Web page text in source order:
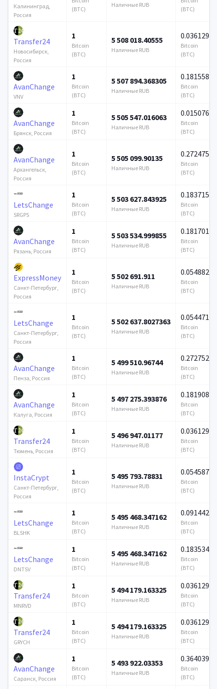
Калининград,
Россия
(BTC)
Наличные RUB
(BTC)
Transfer24
Новосибирск,
Россия
1
Bitcoin
(BTC)
5 508 018.40555
Наличные RUB
0.036129
Bitcoin
(BTC)
AvanChange
VNV
1
Bitcoin
(BTC)
5 507 894.368305
Наличные RUB
0.181558
Bitcoin
(BTC)
AvanChange
Брянск, Россия
1
Bitcoin
(BTC)
5 505 547.016063
Наличные RUB
0.015076
Bitcoin
(BTC)
AvanChange
Архангельск,
Россия
1
Bitcoin
(BTC)
5 505 099.90135
Наличные RUB
0.272475
Bitcoin
(BTC)
LetsChange
SRGPS
1
Bitcoin
(BTC)
5 503 627.843925
Наличные RUB
0.183715
Bitcoin
(BTC)
AvanChange
Рязань, Россия
1
Bitcoin
(BTC)
5 503 534.999855
Наличные RUB
0.181701
Bitcoin
(BTC)
ExpressMoney
Санкт-Петербург,
Россия
1
Bitcoin
(BTC)
5 502 691.911
Наличные RUB
0.054882
Bitcoin
(BTC)
LetsChange
Санкт-Петербург,
Россия
1
Bitcoin
(BTC)
5 502 637.8027363
Наличные RUB
0.054471
Bitcoin
(BTC)
AvanChange
Пенза, Россия
1
Bitcoin
(BTC)
5 499 510.96744
Наличные RUB
0.272752
Bitcoin
(BTC)
AvanChange
Калуга, Россия
1
Bitcoin
(BTC)
5 497 275.393876
Наличные RUB
0.181908
Bitcoin
(BTC)
Transfer24
Тюмень, Россия
1
Bitcoin
(BTC)
5 496 947.01177
Наличные RUB
0.036129
Bitcoin
(BTC)
InstaCrypt
Санкт-Петербург,
Россия
1
Bitcoin
(BTC)
5 495 793.78831
Наличные RUB
0.054587
Bitcoin
(BTC)
LetsChange
BLSHK
1
Bitcoin
(BTC)
5 495 468.347162
Наличные RUB
0.091442
Bitcoin
(BTC)
LetsChange
DNTSV
1
Bitcoin
(BTC)
5 495 468.347162
Наличные RUB
0.183534
Bitcoin
(BTC)
Transfer24
MNRVD
1
Bitcoin
(BTC)
5 494 179.163325
Наличные RUB
0.036129
Bitcoin
(BTC)
Transfer24
GRYCH
1
Bitcoin
(BTC)
5 494 179.163325
Наличные RUB
0.036129
Bitcoin
(BTC)
AvanChange
Саранск, Россия
1
Bitcoin
(BTC)
5 493 922.03353
Наличные RUB
0.364039
Bitcoin
(BTC)